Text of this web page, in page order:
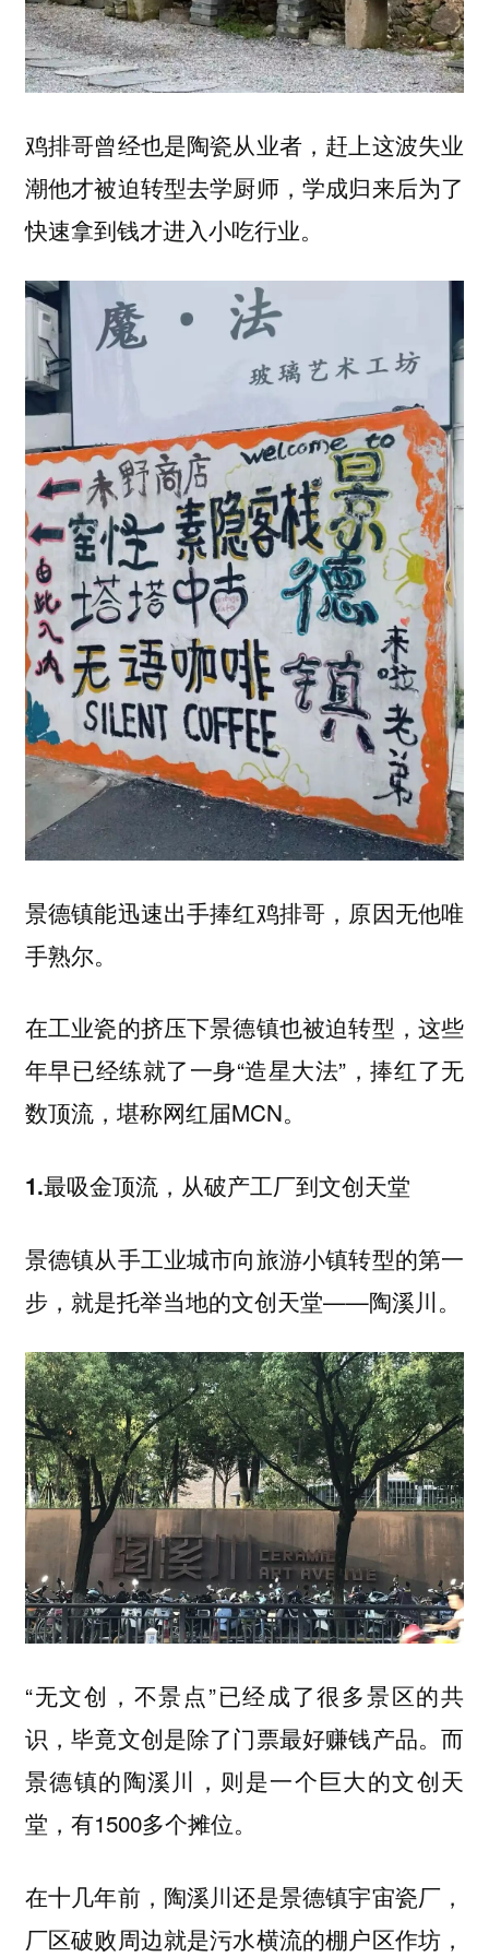
鸡排哥曾经也是陶瓷从业者，赶上这波失业
潮他才被迫转型去学厨师，学成归来后为了
快速拿到钱才进入小吃行业。
景德镇能迅速出手捧红鸡排哥，原因无他唯
手熟尔。
在工业瓷的挤压下景德镇也被迫转型，这些
年早已经练就了一身“造星大法”，捧红了无
数顶流，堪称网红届MCN。
1.最吸金顶流，从破产工厂到文创天堂
景德镇从手工业城市向旅游小镇转型的第一
步，就是托举当地的文创天堂——陶溪川。
“无文创，不景点”已经成了很多景区的共
识，毕竟文创是除了门票最好赚钱产品。而
景德镇的陶溪川，则是一个巨大的文创天
堂，有1500多个摊位。
在十几年前，陶溪川还是景德镇宇宙瓷厂，
厂区破败周边就是污水横流的棚户区作坊，